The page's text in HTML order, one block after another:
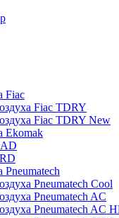
Fiac
Fiac TDRY
Fiac TDRY New
Ekomak
Pneumatech Cool
Pneumatech AC
Pneumatech AC